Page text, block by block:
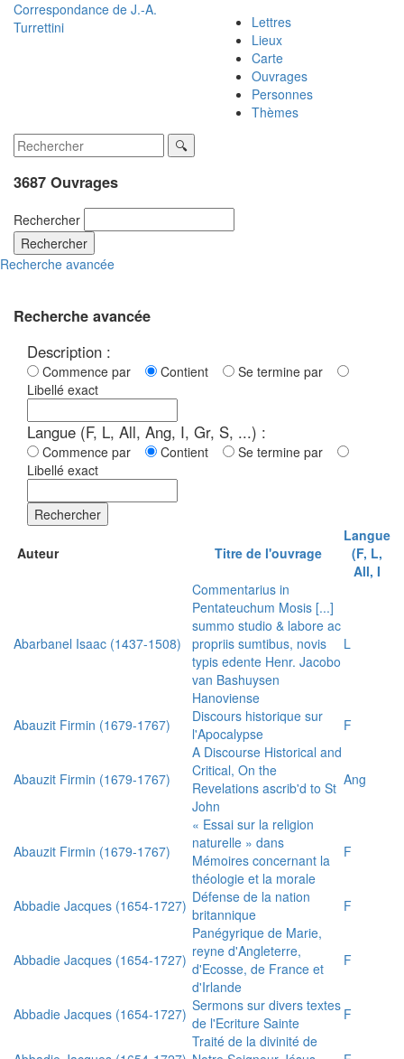
Correspondance de J.-A.
Turrettini
Lettres
Lieux
Carte
Ouvrages
Personnes
Thèmes
3687 Ouvrages
Rechercher
Rechercher
Recherche avancée
Recherche avancée
Description :
Commence par Contient
Se termine par
Libellé exact
Langue (F, L, All, Ang, I, Gr, S, ...) :
Commence par Contient
Se termine par
Libellé exact
Rechercher
Auteur Titre de l'ouvrage
Langue
(F, L,
All, I
Abarbanel Isaac (1437-1508)
Commentarius in
Pentateuchum Mosis [...]
summo studio & labore ac
propriis sumtibus, novis
typis edente Henr. Jacobo
van Bashuysen
Hanoviense
L
Abauzit Firmin (1679-1767)
Discours historique sur
l'Apocalypse
F
Abauzit Firmin (1679-1767)
A Discourse Historical and
Critical, On the
Revelations ascrib'd to St
John
Ang
Abauzit Firmin (1679-1767)
« Essai sur la religion
naturelle » dans
Mémoires concernant la
théologie et la morale
F
Abbadie Jacques (1654-1727) Défense de la nation
britannique
F
Abbadie Jacques (1654-1727)
Panégyrique de Marie,
reyne d'Angleterre,
d'Ecosse, de France et
d'Irlande
F
Abbadie Jacques (1654-1727) Sermons sur divers textes
de l'Ecriture Sainte
F
Traité de la divinité de